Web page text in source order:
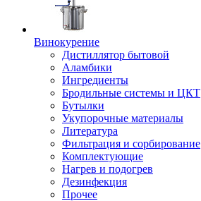
Винокурение
Дистиллятор бытовой
Аламбики
Ингредиенты
Бродильные системы и ЦКТ
Бутылки
Укупорочные материалы
Литература
Фильтрация и сорбирование
Комплектующие
Нагрев и подогрев
Дезинфекция
Прочее